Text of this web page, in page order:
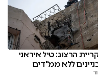
הרצוג: טיל איראני
ללא ממ"דים